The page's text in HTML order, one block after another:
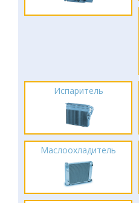
Испаритель
Маслоохладитель